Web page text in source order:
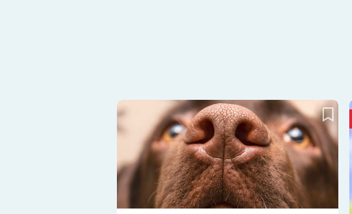
Hunde und Katzen mit CGM-Sensor: Tierische
Diabetes-Therapie